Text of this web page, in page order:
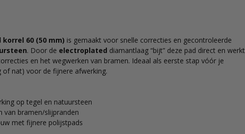
60 (50 mm) is gemaakt voor snelle correcties en gecontroleerde
. Door de electroplated diamantlaag “bijt” deze pad direct en werkt
en het wegwerken van bramen. Ideaal als eerste stap vóór je
nat) voor de fijnere afwerking.
op tegel en natuursteen
van bramen/slijpranden
met fijnere polijstpads